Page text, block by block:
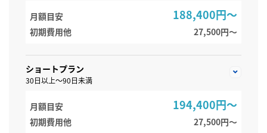
月額目安 188,400円～
初期費用他 27,500円〜
ショートプラン
30日以上～90日未満
月額目安 194,400円～
初期費用他 27,500円〜